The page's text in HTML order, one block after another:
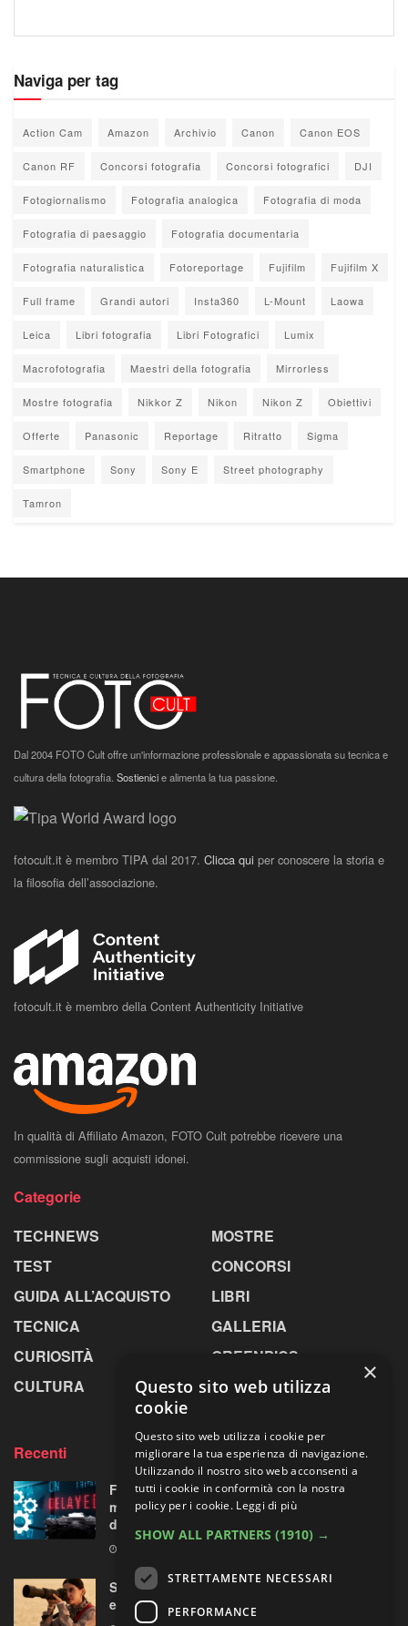
Naviga per tag
Action Cam Amazon Archivio Canon Canon EOS
Canon RF Concorsi fotografia Concorsi fotografici DJI
Fotogiornalismo Fotografia analogica Fotografia di moda
Fotografia di paesaggio Fotografia documentaria
Fotografia naturalistica Fotoreportage Fujifilm Fujifilm X
Full frame Grandi autori Insta360 L-Mount Laowa
Leica Libri fotografia Libri Fotografici Lumix
Macrofotografia Maestri della fotografia Mirrorless
Mostre fotografia Nikkor Z Nikon Nikon Z Obiettivi
Offerte Panasonic Reportage Ritratto Sigma
Smartphone Sony Sony E Street photography
Tamron
Dal 2004 FOTO Cult offre un'informazione professionale e appassionata su tecnica e
cultura della fotografia. Sostienicie alimenta la tua passione.
fotocult.it è membro TIPA dal 2017. Clicca qui per conoscere la storia e
la filosofia dell’associazione.
fotocult.it è membro della Content Authenticity Initiative
In qualità di Affiliato Amazon, FOTO Cult potrebbe ricevere una
commissione sugli acquisti idonei.
Categorie
TECHNEWS
TEST
GUIDA ALL’ACQUISTO
TECNICA
CURIOSITÀ
CULTURA
MOSTRE
CONCORSI
LIBRI
GALLERIA
GREENPICS
LA RIVISTA
Recenti
Fujifilm X-T6: cambio di programma a Parigi,
ma all’orizzonte si intravede una “doppietta”
di ottiche XF
Sony guarda lontano senza chiedere troppo:
ecco il nuovo FE 100-400mm F5.6-8 OSS
×
Questo sito web utilizza
cookie
Questo sito web utilizza i cookie per
migliorare la tua esperienza di navigazione.
Utilizzando il nostro sito web acconsenti a
tutti i cookie in conformità con la nostra
policy per i cookie. Leggi di più
SHOW ALL PARTNERS (1910) →
STRETTAMENTE NECESSARI
PERFORMANCE